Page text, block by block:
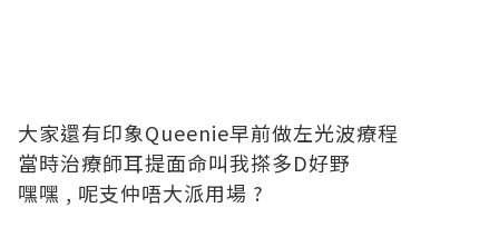
大家還有印象Queenie早前做左光波療程
當時治療師耳提面命叫我搽多D好野
嘿嘿 , 呢支仲唔大派用場 ?